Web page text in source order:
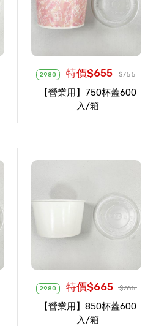
2980 特價$655 $755
【營業用】750杯蓋600
入/箱
2980 特價$665 $765
【營業用】850杯蓋600
入/箱